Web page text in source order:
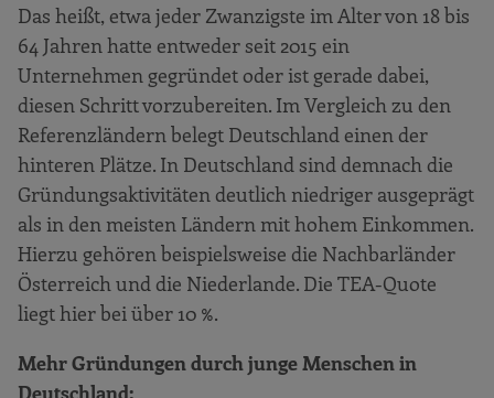
Gründungsverhalten der Migranten in
Deutschland
Warum wird gegründet?
Die TEA-Gründungsmotive in den
einkommensstarken Ländern
Gründungsmotive in Deutschland
Die Einschätzung der Gründungschancen
in den einkommensstarken Ländern
Die Einschätzung der individuellen
Gründungsfähigkeiten in den einkommen-
Einfluss von Bildung und beruflichem
Das heißt, etwa jeder Zwanzigste im Alter von 18 bis
64 Jahren hatte entweder seit 2015 ein
Unternehmen gegründet oder ist gerade dabei,
diesen Schritt vorzubereiten. Im Vergleich zu den
Referenzländern belegt Deutschland einen der
hinteren Plätze. In Deutschland sind demnach die
Gründungsaktivitäten deutlich niedriger ausgeprägt
als in den meisten Ländern mit hohem Einkommen.
Hierzu gehören beispielsweise die Nachbarländer
Österreich und die Niederlande. Die TEA-Quote
liegt hier bei über 10 %.
Mehr Gründungen durch junge Menschen in
Deutschland: